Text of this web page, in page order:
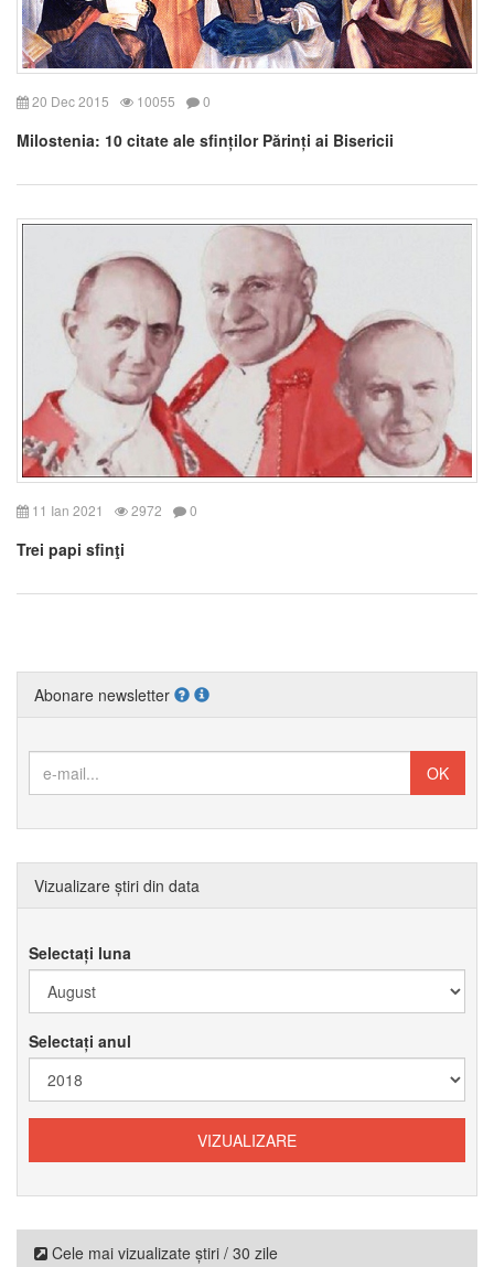
20 Dec 2015 10055 0
Milostenia: 10 citate ale sfinților Părinți ai Bisericii
11 Ian 2021 2972 0
Trei papi sfinţi
Abonare newsletter
Vizualizare știri din data
Selectați luna
Selectați anul
Cele mai vizualizate știri / 30 zile